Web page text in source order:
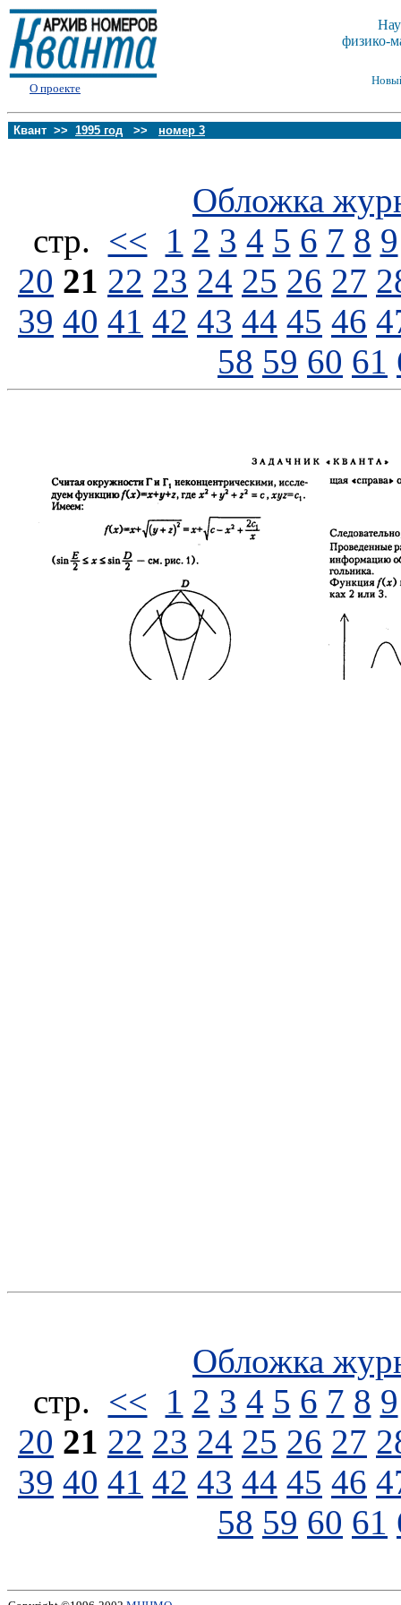
О проекте
физико-
Квант >> 1995 год >> номер 3
Обложка
стp. << 1 2 3 4 5 6 7 8 9
20 21 22 23 24 25 26 27
39 40 41 42 43 44 45 46
58 59 60 61
Обложка
стp. << 1 2 3 4 5 6 7 8 9
20 21 22 23 24 25 26 27
39 40 41 42 43 44 45 46
58 59 60 61